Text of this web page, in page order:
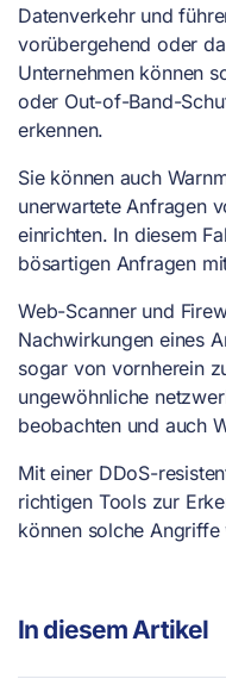
Datenverkehr und
vorübergehend oder
Unternehmen können
oder Out-of-Band-
erkennen.
Sie können auch
unerwartete Anfragen
einrichten. In diesem
bösartigen Anfragen
Web-Scanner und
Nachwirkungen eines
sogar von vornherein
ungewöhnliche
beobachten und auch
Mit einer DDoS-
richtigen Tools zur
können solche
In diesem Artikel